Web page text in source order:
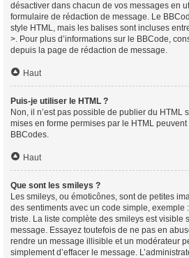
désactiver dans chacun de vos messages en
formulaire de rédaction de message. Le
style HTML, mais les balises sont incluses
>. Pour plus d’informations sur le BBCode,
depuis la page de rédaction de message.
Haut
Puis-je utiliser le HTML ?
Non, il n’est pas possible de publier du HTML
mises en forme permises par le HTML
BBCodes.
Haut
Que sont les smileys ?
Les smileys, ou émoticônes, sont de petites
des sentiments avec un code simple, exemple
triste. La liste complète des smileys est visible
message. Essayez toutefois de ne pas en
rendre un message illisible et un modérateur
simplement d’effacer le message.